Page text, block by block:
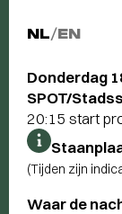
NL/EN
Donderdag
SPOT/
20:15 start
(Tijden zijn
Waar de